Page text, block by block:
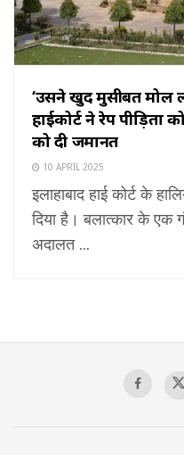
‘उसने खुद मुसीबत मोल
हाईकोर्ट ने रेप पीड़िता
को दी जमानत
10 APRIL 2025
इलाहाबाद हाई कोर्ट के
दिया है। बलात्कार के एक
अदालत ...